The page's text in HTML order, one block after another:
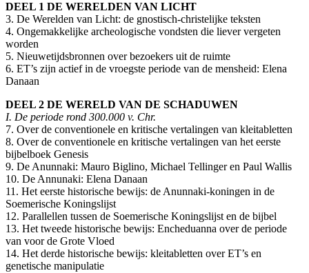
DEEL 1 DE WERELDEN VAN LICHT
3. De Werelden van Licht: de gnostisch-christelijke teksten
4. Ongemakkelijke archeologische vondsten die liever vergeten
worden
5. Nieuwetijdsbronnen over bezoekers uit de ruimte
6. ET’s zijn actief in de vroegste periode van de mensheid: Elena
Danaan
DEEL 2 DE WERELD VAN DE SCHADUWEN
I. De periode rond 300.000 v. Chr.
7. Over de conventionele en kritische vertalingen van kleitabletten
8. Over de conventionele en kritische vertalingen van het eerste
bijbelboek Genesis
9. De Anunnaki: Mauro Biglino, Michael Tellinger en Paul Wallis
10. De Annunaki: Elena Danaan
11. Het eerste historische bewijs: de Anunnaki-koningen in de
Soemerische Koningslijst
12. Parallellen tussen de Soemerische Koningslijst en de bijbel
13. Het tweede historische bewijs: Encheduanna over de periode
van voor de Grote Vloed
14. Het derde historische bewijs: kleitabletten over ET’s en
genetische manipulatie